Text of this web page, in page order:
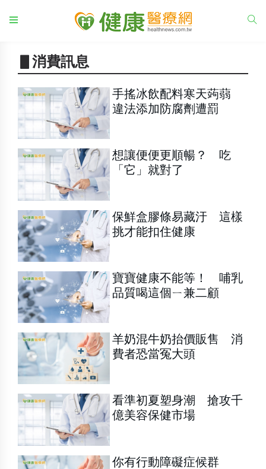
▋消費訊息
手搖冰飲配料寒天蒟蒻
違法添加防腐劑遭罰
想讓便便更順暢？ 吃
「它」就對了
保鮮盒膠條易藏汙 這樣
挑才能扣住健康
寶寶健康不能等！ 哺乳
品質喝這個ㄧ兼二顧
羊奶混牛奶抬價販售 消
費者恐當冤大頭
看準初夏塑身潮 搶攻千
億美容保健市場
你有行動障礙症候群